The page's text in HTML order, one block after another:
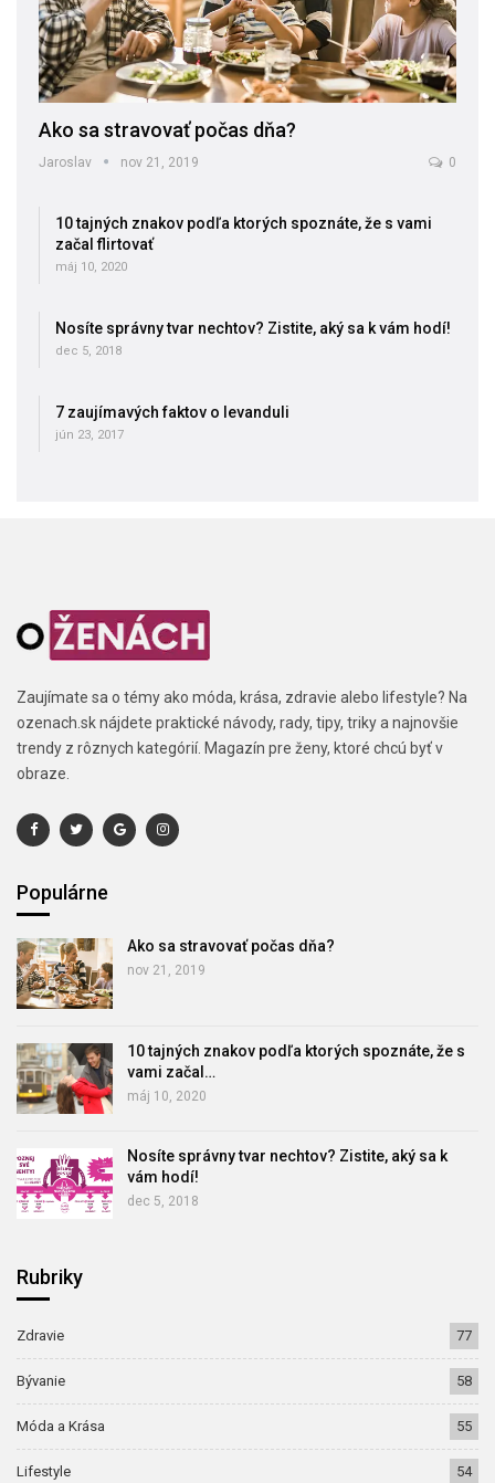
Ako sa stravovať počas dňa?
Jaroslav nov 21, 2019 0
10 tajných znakov podľa ktorých spoznáte, že s vami
začal flirtovať
máj 10, 2020
Nosíte správny tvar nechtov? Zistite, aký sa k vám hodí!
dec 5, 2018
7 zaujímavých faktov o levanduli
jún 23, 2017
Zaujímate sa o témy ako móda, krása, zdravie alebo lifestyle? Na
ozenach.sk nájdete praktické návody, rady, tipy, triky a najnovšie
trendy z rôznych kategórií. Magazín pre ženy, ktoré chcú byť v
obraze.
Populárne
Ako sa stravovať počas dňa?
nov 21, 2019
10 tajných znakov podľa ktorých spoznáte, že s
vami začal…
máj 10, 2020
Nosíte správny tvar nechtov? Zistite, aký sa k
vám hodí!
dec 5, 2018
Rubriky
Zdravie 77
Bývanie 58
Móda a Krása 55
Lifestyle 54